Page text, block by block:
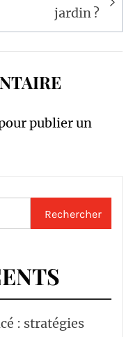
jardin ?
publier un
: stratégies